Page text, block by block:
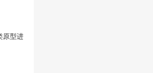
原型进